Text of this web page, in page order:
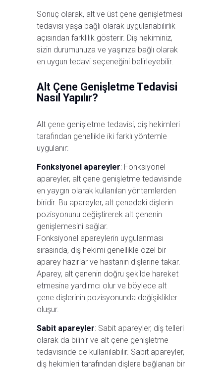
Sonuç olarak, alt ve üst çene genişletmesi
tedavisi yaşa bağlı olarak uygulanabilirlik
açısından farklılık gösterir. Diş hekiminiz,
sizin durumunuza ve yaşınıza bağlı olarak
en uygun tedavi seçeneğini belirleyebilir.
Alt Çene Genişletme Tedavisi
Nasıl Yapılır?
Alt çene genişletme tedavisi, diş hekimleri
tarafından genellikle iki farklı yöntemle
uygulanır:
Fonksiyonel apareyler: Fonksiyonel
apareyler, alt çene genişletme tedavisinde
en yaygın olarak kullanılan yöntemlerden
biridir. Bu apareyler, alt çenedeki dişlerin
pozisyonunu değiştirerek alt çenenin
genişlemesini sağlar.
Fonksiyonel apareylerin uygulanması
sırasında, diş hekimi genellikle özel bir
aparey hazırlar ve hastanın dişlerine takar.
Aparey, alt çenenin doğru şekilde hareket
etmesine yardımcı olur ve böylece alt
çene dişlerinin pozisyonunda değişiklikler
oluşur.
Sabit apareyler: Sabit apareyler, diş telleri
olarak da bilinir ve alt çene genişletme
tedavisinde de kullanılabilir. Sabit apareyler,
diş hekimleri tarafından dişlere bağlanan bir